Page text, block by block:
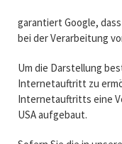
garantiert Google,
bei der Verarbeitung
Um die Darstellung
Internetauftritt zu
Internetauftritts eine
USA aufgebaut.